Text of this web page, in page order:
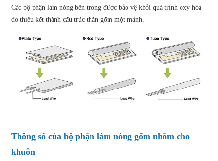
Các bộ phận làm nóng bên trong được bảo vệ khỏi quá trình oxy hóa
do thiêu kết thành cấu trúc thân gốm một mảnh.
Thông số của bộ phận làm nóng gốm nhôm cho
khuôn